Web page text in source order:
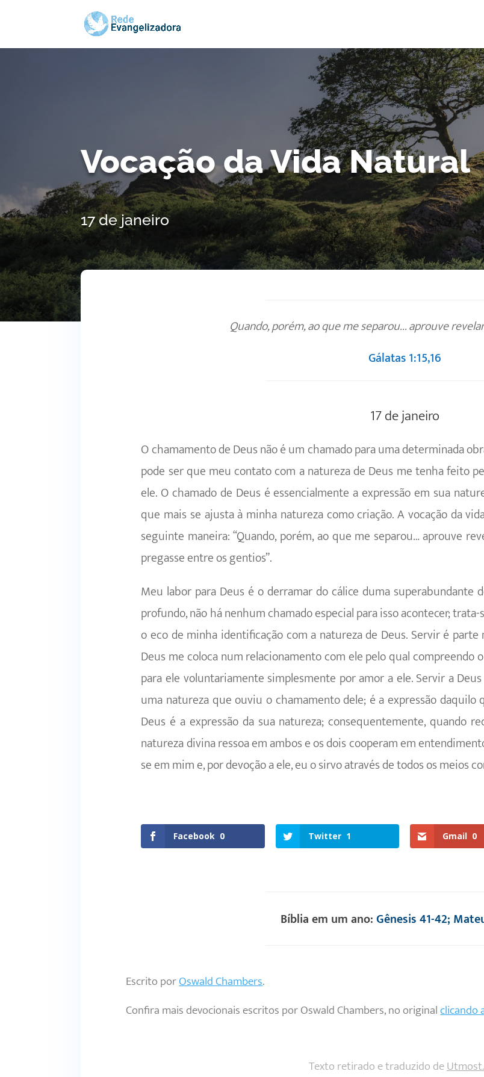
Vocação da Vida Natural
17 de janeiro
Quando, porém, ao que me separou... aprouve
Gálatas 1:15,16
17 de janeiro
O chamamento de Deus não é um chamado para uma determinada
pode ser que meu contato com a natureza de Deus me tenha feito
ele. O chamado de Deus é essencialmente a expressão em sua
que mais se ajusta à minha natureza como criação. A vocação da
seguinte maneira: “Quando, porém, ao que me separou… aprouve
pregasse entre os gentios”.
Meu labor para Deus é o derramar do cálice duma superabundante
profundo, não há nenhum chamado especial para isso acontecer;
o eco de minha identificação com a natureza de Deus. Servir é
Deus me coloca num relacionamento com ele pelo qual compreendo
para ele voluntariamente simplesmente por amor a ele. Servir a
uma natureza que ouviu o chamamento dele; é a expressão
Deus é a expressão da sua natureza; consequentemente, quando
natureza divina ressoa em ambos e os dois cooperam em
se em mim e, por devoção a ele, eu o sirvo através de todos os meios
Facebook 0 Twitter 1 Gmail 0
Bíblia em um ano:Gênesis 41-42;
Escrito porOswald Chambers.
Confira mais devocionais escritos por Oswald Chambers, no originalclicando
Texto retirado e traduzido de